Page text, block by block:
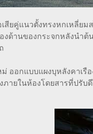
สียคู่แนวตั้งทรงหกเหลี่ย
งด้านของกระจกหลังนำ
ม่ ออกแบบแผงบุหลังคาเ
ภายในห้องโดยสารที่ปรั